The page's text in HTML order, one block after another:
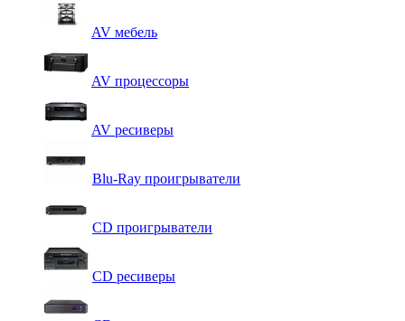
AV мебель
AV процессоры
AV ресиверы
Blu-Ray проигрыватели
CD проигрыватели
CD ресиверы